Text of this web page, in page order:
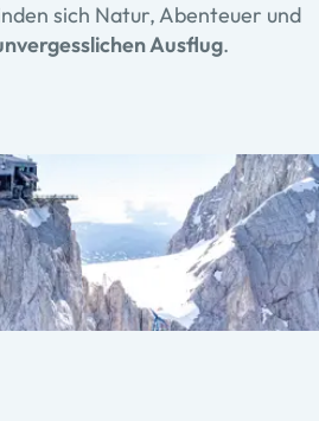
sich Natur, Abenteuer und
Ausflug.